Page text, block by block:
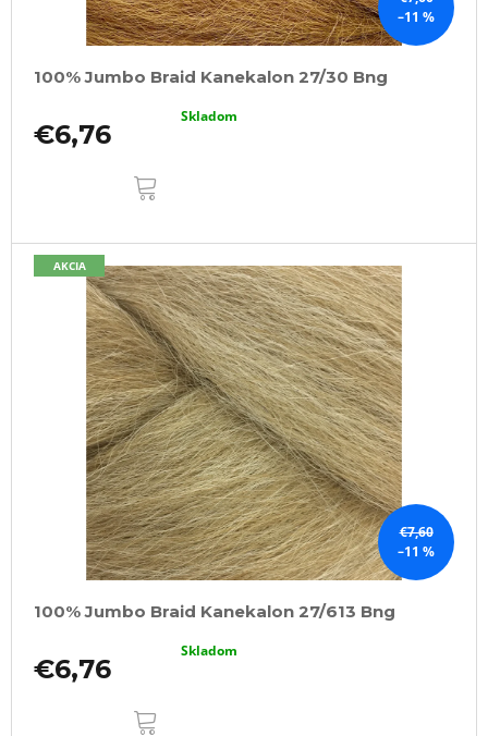
–11 %
100% Jumbo Braid Kanekalon 27/30 Bng
€6,76
Skladom
€7,60
–11 %
AKCIA
100% Jumbo Braid Kanekalon 27/613 Bng
€6,76
Skladom